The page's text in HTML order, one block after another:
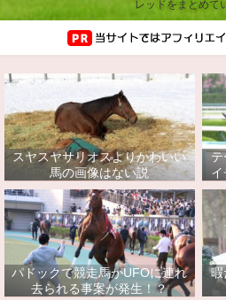
レッドをまとめて
スヤスヤサリオスよりかわいい
馬の画像はない説
テ
パドックで競走馬がUFOに連れ
去られる事案が発生！？
暇